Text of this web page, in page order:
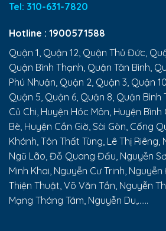
Tel: 310-631-7820
Hotline : 1900571588
Quận 1, Quận 12, Quận Thủ Đức,
Quận Bình Thạnh, Quận Tân Bình,
Phú Nhuận, Quận 2, Quận 3, Quận
Quận 5, Quận 6, Quận 8, Quận Bình
Củ Chi, Huyện Hóc Môn, Huyện
Bè, Huyện Cần Giờ, Sài Gòn, Cống
Khánh, Tôn Thất Tùng, Lê Thị Riêng,
Ngũ Lão, Đỗ Quang Đẩu, Nguyễn
Minh Khai, Nguyễn Cư Trinh,
Thiện Thuật, Võ Văn Tần, Nguyễn
Mạng Tháng Tám, Nguyễn Du,......